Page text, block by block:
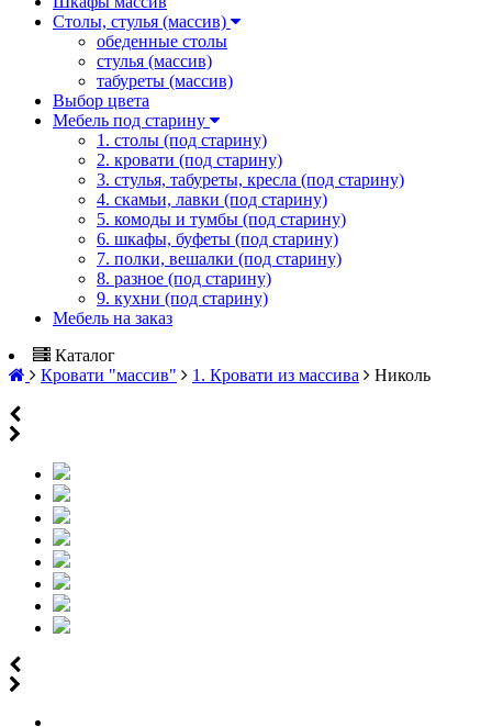
Столы, стулья (массив)
обеденные столы
стулья (массив)
табуреты (массив)
Выбор цвета
Мебель под старину
1. столы (под старину)
2. кровати (под старину)
3. стулья, табуреты, кресла (под старину)
4. скамьи, лавки (под старину)
5. комоды и тумбы (под старину)
6. шкафы, буфеты (под старину)
7. полки, вешалки (под старину)
8. разное (под старину)
9. кухни (под старину)
Мебель на заказ
Каталог
Кровати "массив"
1. Кровати из массива Николь